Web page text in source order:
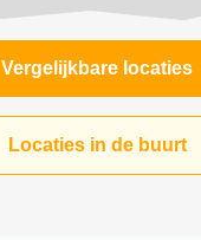
Vergelijkbare locaties
Locaties in de buurt